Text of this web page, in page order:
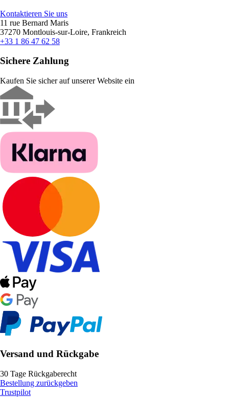
Kontaktieren Sie uns
11 rue Bernard Maris
37270 Montlouis-sur-Loire, Frankreich
+33 1 86 47 62 58
Sichere Zahlung
Kaufen Sie sicher auf unserer Website ein
Versand und Rückgabe
30 Tage Rückgaberecht
Bestellung zurückgeben
Trustpilot